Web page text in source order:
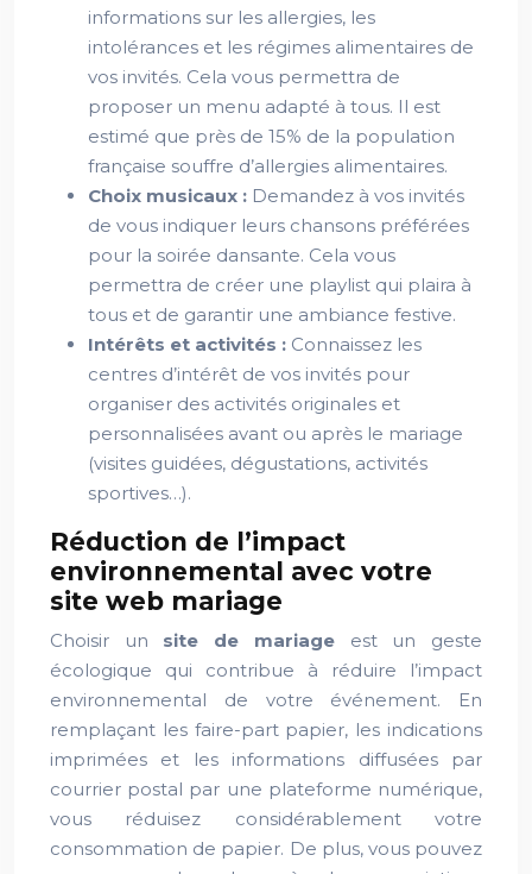
informations sur les allergies, les
intolérances et les régimes alimentaires de
vos invités. Cela vous permettra de
proposer un menu adapté à tous. Il est
estimé que près de 15% de la population
française souffre d’allergies alimentaires.
Choix musicaux : Demandez à vos invités
de vous indiquer leurs chansons préférées
pour la soirée dansante. Cela vous
permettra de créer une playlist qui plaira à
tous et de garantir une ambiance festive.
Intérêts et activités : Connaissez les
centres d’intérêt de vos invités pour
organiser des activités originales et
personnalisées avant ou après le mariage
(visites guidées, dégustations, activités
sportives…).
Réduction de l’impact
environnemental avec votre
site web mariage
Choisir un site de mariage est un geste
écologique qui contribue à réduire l’impact
environnemental de votre événement. En
remplaçant les faire-part papier, les indications
imprimées et les informations diffusées par
courrier postal par une plateforme numérique,
vous réduisez considérablement votre
consommation de papier. De plus, vous pouvez